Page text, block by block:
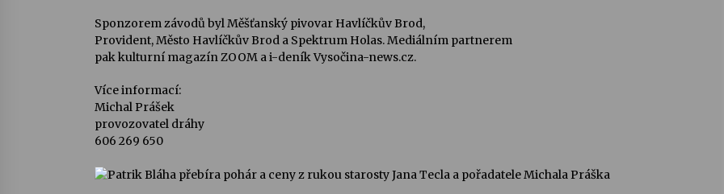
Sponzorem závodů byl Měšťanský pivovar Havlíčkův Brod,
Provident, Město Havlíčkův Brod a Spektrum Holas. Mediálním partnerem
pak kulturní magazín ZOOM a i-deník Vysočina-news.cz.
Více informací:
Michal Prášek
provozovatel dráhy
606 269 650